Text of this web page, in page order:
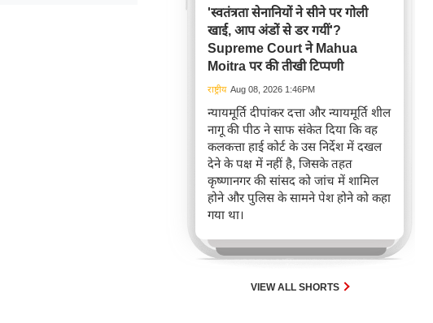
'स्वतंत्रता सेनानियों ने सीने पर गोली
खाई, आप अंडों से डर गयीं'?
Supreme Court ने Mahua
Moitra पर की तीखी टिप्पणी
राष्ट्रीय Aug 08, 2026 1:46PM
न्यायमूर्ति दीपांकर दत्ता और न्यायमूर्ति शील
नागू की पीठ ने साफ संकेत दिया कि वह
कलकत्ता हाई कोर्ट के उस निर्देश में दखल
देने के पक्ष में नहीं है, जिसके तहत
कृष्णानगर की सांसद को जांच में शामिल
होने और पुलिस के सामने पेश होने को कहा
गया था।
VIEW ALL SHORTS